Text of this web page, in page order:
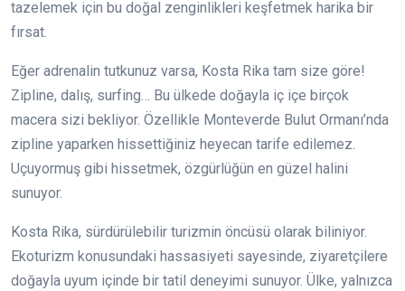
tazelemek için bu doğal zenginlikleri keşfetmek harika bir
fırsat.
Eğer adrenalin tutkunuz varsa, Kosta Rika tam size göre!
Zipline, dalış, surfing… Bu ülkede doğayla iç içe birçok
macera sizi bekliyor. Özellikle Monteverde Bulut Ormanı’nda
zipline yaparken hissettiğiniz heyecan tarife edilemez.
Uçuyormuş gibi hissetmek, özgürlüğün en güzel halini
sunuyor.
Kosta Rika, sürdürülebilir turizmin öncüsü olarak biliniyor.
Ekoturizm konusundaki hassasiyeti sayesinde, ziyaretçilere
doğayla uyum içinde bir tatil deneyimi sunuyor. Ülke, yalnızca